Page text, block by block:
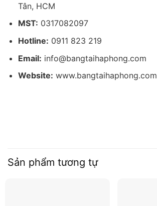
Tân, HCM
MST: 0317082097
Hotline: 0911 823 219
Email: info@bangtaihaphong.com
Website: www.bangtaihaphong.com
Sản phẩm tương tự